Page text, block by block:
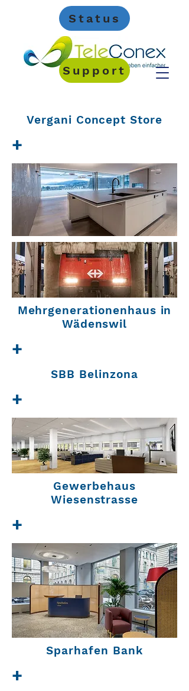
Support
Status
Vergani Concept Store
+
Mehrgenerationenhaus in
Wädenswil
+
SBB Belinzona
+
Gewerbehaus
Wiesenstrasse
+
Sparhafen Bank
+